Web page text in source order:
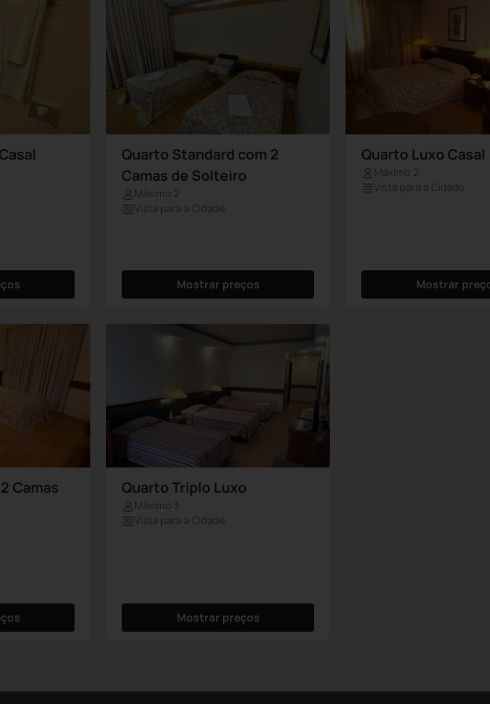
Quarto Standard com 2
Camas de Solteiro
Máximo 2
Vista para a Cidade
Mostrar preços
Quarto Luxo Casal
Máximo 2
Vista para a Cidade
Mostrar
Camas
Quarto Triplo Luxo
Máximo 3
Vista para a Cidade
Mostrar preços